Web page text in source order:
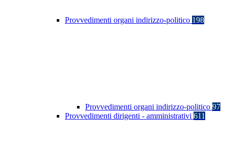
Provvedimenti organi indirizzo-politico 198
Provvedimenti organi indirizzo-politico 97
Provvedimenti dirigenti - amministrativi 611